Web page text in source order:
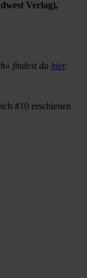
Verlag),
findest du hier.
#10 erschienen